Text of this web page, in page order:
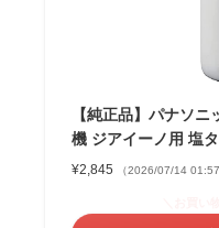
【純正品】パナソ
機 ジアイーノ用 塩
¥2,845 （2026/07/14